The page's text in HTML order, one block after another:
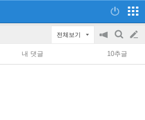
전체보기
공
지
on/off
검
색
글
쓰
내 댓글 10추글